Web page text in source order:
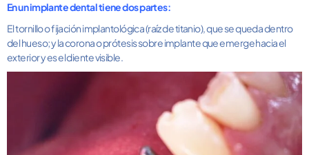
En un implante dental tiene dos partes:
El tornillo o fijación implantológica (raíz de titanio), que se queda dentro
del hueso; y la corona o prótesis sobre implante que emerge hacia el
exterior y es el diente visible.